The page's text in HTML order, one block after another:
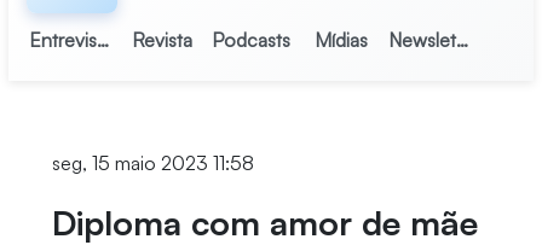
Entrevistas Revista Podcasts Mídias Newsletter
seg, 15 maio 2023 11:58
Diploma com amor de mãe